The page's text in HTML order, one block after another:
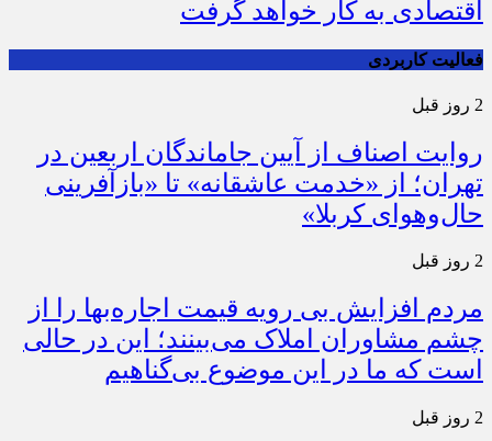
اقتصادی به کار خواهد گرفت
فعالیت کاربردی
2 روز قبل
روایت اصناف از آیین جاماندگان اربعین در
تهران؛ از «خدمت عاشقانه» تا «بازآفرینی
حال‌وهوای کربلا»
2 روز قبل
مردم افزایش بی رویه قیمت اجاره‌بها را از
چشم مشاوران املاک می‌بینند؛ این در حالی
است که ما در این موضوع بی‌گناهیم
2 روز قبل